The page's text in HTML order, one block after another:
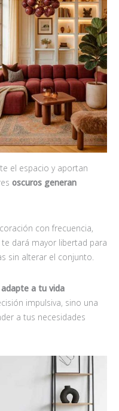
el espacio y aportan
oscuros generan
con frecuencia,
te dará mayor libertad para
sin alterar el conjunto.
adapte a tu vida
impulsiva, sino una
a tus necesidades